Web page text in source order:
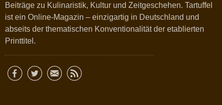
Beiträge zu Kulinaristik, Kultur und Zeitgeschehen. Tartuffel
ist ein Online-Magazin – einzigartig in Deutschland und
abseits der thematischen Konventionalität der etablierten
Printtitel.